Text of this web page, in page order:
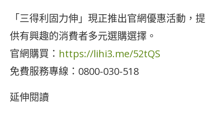
「三得利固力伸」現正推出官網優惠活動，提
供有興趣的消費者多元選購選擇。
官網購買： https://lihi3.me/52tQS
免費服務專線：0800-030-518
延伸閱讀